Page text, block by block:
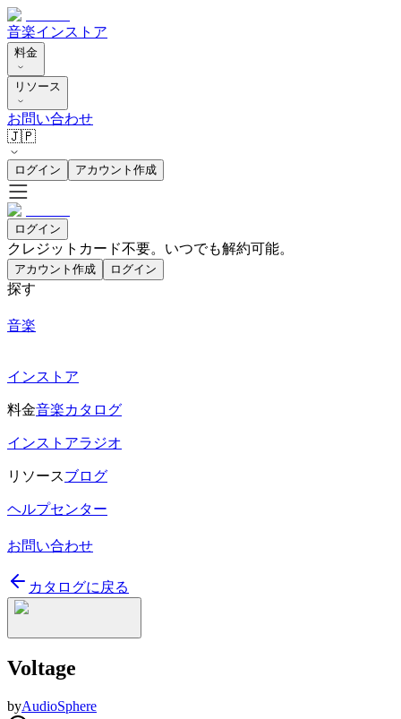
音楽インストア
料金
リソース
お問い合わせ
🇯🇵
ログイン アカウント作成
ログイン
クレジットカード不要。いつでも解約可能。
アカウント作成 ログイン
探す
音楽
インストア
料金音楽カタログ
インストアラジオ
リソースブログ
ヘルプセンター
お問い合わせ
カタログに戻る
Voltage
byAudioSphere